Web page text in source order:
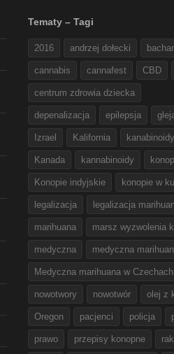
Tematy – Tagi
2016 andrzej dołecki
cannabis cannafest CBD
centrum zdrowia dziecka
depenalizacja epilepsja
Izrael Kalifornia kanabinoidy
Kanada kannabinoidy
Konopie indyjskie konopie w
legalizacja legalizacja
marihuana marsz wyzwolenia
medyczna medyczna
Medyczna marihuana w Czechach
nowotwory nowotwór olej z
Oregon pacjenci policja
prawo przepisy konopne rak